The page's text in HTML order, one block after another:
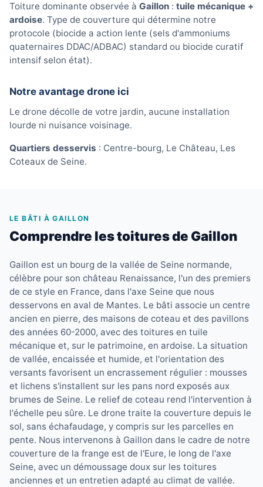
Toiture dominante observée à Gaillon : tuile mécanique +
ardoise. Type de couverture qui détermine notre
protocole (biocide a action lente (sels d'ammoniums
quaternaires DDAC/ADBAC) standard ou biocide curatif
intensif selon état).
Notre avantage drone ici
Le drone décolle de votre jardin, aucune installation
lourde ni nuisance voisinage.
Quartiers desservis : Centre-bourg, Le Château, Les
Coteaux de Seine.
LE BÂTI À GAILLON
Comprendre les toitures de Gaillon
Gaillon est un bourg de la vallée de Seine normande,
célèbre pour son château Renaissance, l'un des premiers
de ce style en France, dans l'axe Seine que nous
desservons en aval de Mantes. Le bâti associe un centre
ancien en pierre, des maisons de coteau et des pavillons
des années 60-2000, avec des toitures en tuile
mécanique et, sur le patrimoine, en ardoise. La situation
de vallée, encaissée et humide, et l'orientation des
versants favorisent un encrassement régulier : mousses
et lichens s'installent sur les pans nord exposés aux
brumes de Seine. Le relief de coteau rend l'intervention à
l'échelle peu sûre. Le drone traite la couverture depuis le
sol, sans échafaudage, y compris sur les parcelles en
pente. Nous intervenons à Gaillon dans le cadre de notre
couverture de la frange est de l'Eure, le long de l'axe
Seine, avec un démoussage doux sur les toitures
anciennes et un entretien adapté au climat de vallée.